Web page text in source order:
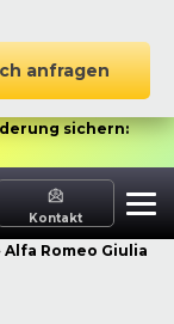
anfragen
sichern:
Kontakt
Alfa Romeo Giulia